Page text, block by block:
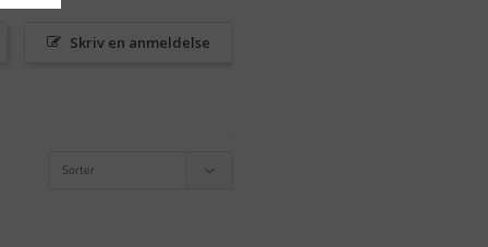
Skriv en anmeldelse